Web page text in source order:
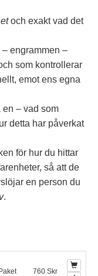
och exakt vad det
engrammen –
som kontrollerar
emot ens egna
en – vad som
detta har påverkat
för hur du hittar
så att de
en person du
.
760 Skr